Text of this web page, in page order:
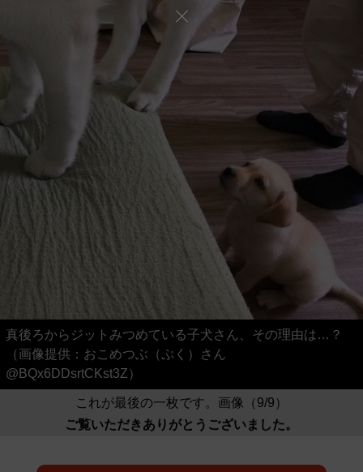
真後ろからジットみつめている子犬さん、その理由は…？
（画像提供：おこめつぶ（ぷく）さん
@BQx6DDsrtCKst3Z）
これが最後の一枚です。画像（9/9）
ご覧いただきありがとうございました。